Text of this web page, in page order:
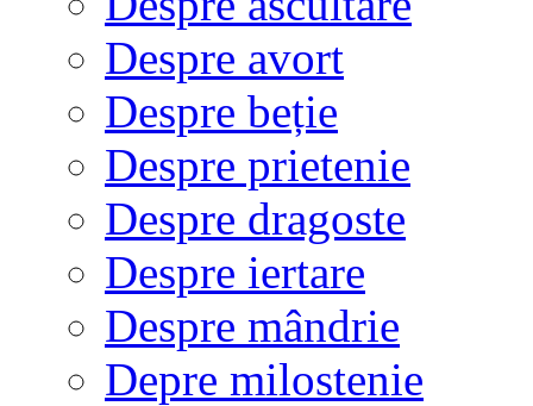
Despre avort
Despre beție
Despre prietenie
Despre dragoste
Despre iertare
Despre mândrie
Depre milostenie